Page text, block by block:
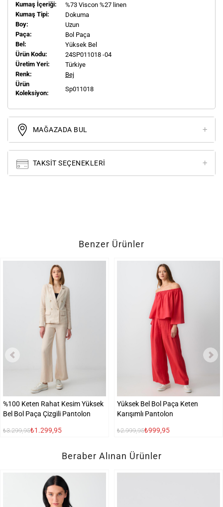
Kumaş İçeriği:
%73 Viscon %27 linen
Kumaş Tipi:
Dokuma
Boy:
Uzun
Paça:
Bol Paça
Bel:
Yüksek Bel
Ürün Kodu:
24SP011018 -04
Üretim Yeri:
Türkiye
Renk:
Bej
Ürün
Koleksiyon:
Sp011018
MAĞAZADA BUL
TAKSIT SEÇENEKLERI
Benzer Ürünler
%100 Keten Rahat Kesim Yüksek
Bel Bol Paça Çizgili Pantolon
₺3.299,95₺1.299,95
Yüksek Bel Bol Paça Keten
Karışımlı Pantolon
₺2.999,95₺999,95
Beraber Alınan Ürünler